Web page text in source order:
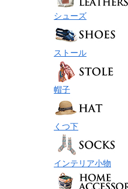
シューズ
ストール
帽子
くつ下
インテリア小物